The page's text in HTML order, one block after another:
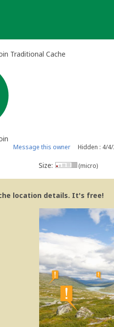
Traditional Cache
Message this owner Hidden : 4/
Size: (micro)
location details. It's free!